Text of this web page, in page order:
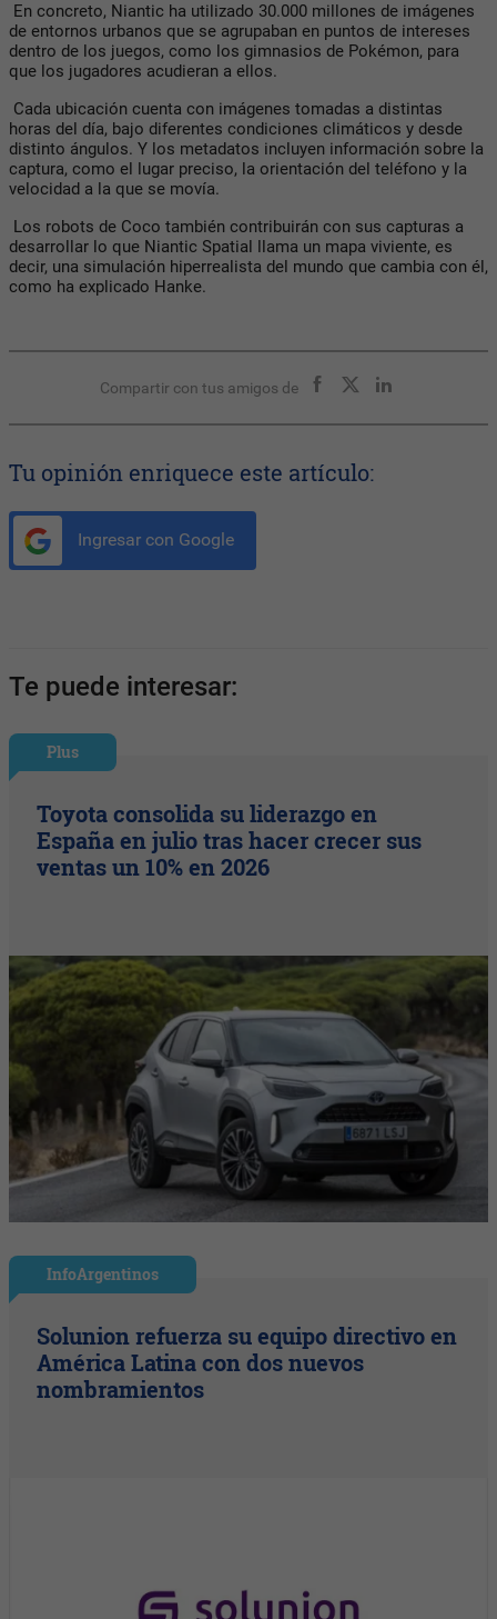
En concreto, Niantic ha utilizado 30.000 millones de imágenes
de entornos urbanos que se agrupaban en puntos de intereses
dentro de los juegos, como los gimnasios de Pokémon, para
que los jugadores acudieran a ellos.
Cada ubicación cuenta con imágenes tomadas a distintas
horas del día, bajo diferentes condiciones climáticos y desde
distinto ángulos. Y los metadatos incluyen información sobre la
captura, como el lugar preciso, la orientación del teléfono y la
velocidad a la que se movía.
Los robots de Coco también contribuirán con sus capturas a
desarrollar lo que Niantic Spatial llama un mapa viviente, es
decir, una simulación hiperrealista del mundo que cambia con él,
como ha explicado Hanke.
Compartir con tus amigos de
Tu opinión enriquece este artículo:
Ingresar con Google
Te puede interesar:
Plus
Toyota consolida su liderazgo en
España en julio tras hacer crecer sus
ventas un 10% en 2026
InfoArgentinos
Solunion refuerza su equipo directivo en
América Latina con dos nuevos
nombramientos